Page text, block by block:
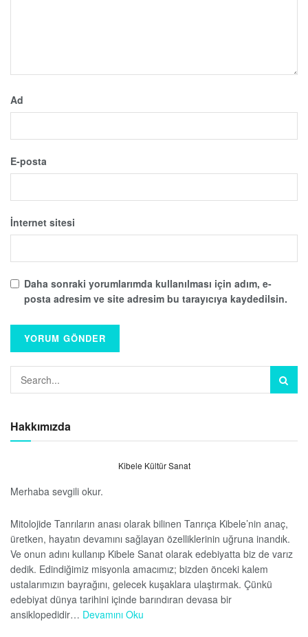
Ad
E-posta
İnternet sitesi
Daha sonraki yorumlarımda kullanılması için adım, e-
posta adresim ve site adresim bu tarayıcıya kaydedilsin.
Hakkımızda
Kibele Kültür Sanat
Merhaba sevgili okur.
Mitolojide Tanrıların anası olarak bilinen Tanrıça Kibele’nin anaç,
üretken, hayatın devamını sağlayan özelliklerinin uğruna inandık.
Ve onun adını kullanıp Kibele Sanat olarak edebiyatta biz de varız
dedik. Edindiğimiz misyonla amacımız; bizden önceki kalem
ustalarımızın bayrağını, gelecek kuşaklara ulaştırmak. Çünkü
edebiyat dünya tarihini içinde barındıran devasa bir
ansiklopedidir… Devamını Oku